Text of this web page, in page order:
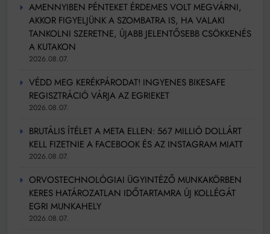
AMENNYIBEN PÉNTEKET ÉRDEMES VOLT MEGVÁRNI,
AKKOR FIGYELJÜNK A SZOMBATRA IS, HA VALAKI
TANKOLNI SZERETNE, ÚJABB JELENTŐSEBB CSÖKKENÉS
A KUTAKON
2026.08.07.
VÉDD MEG KERÉKPÁRODAT! INGYENES BIKESAFE
REGISZTRÁCIÓ VÁRJA AZ EGRIEKET
2026.08.07.
BRUTÁLIS ÍTÉLET A META ELLEN: 567 MILLIÓ DOLLÁRT
KELL FIZETNIE A FACEBOOK ÉS AZ INSTAGRAM MIATT
2026.08.07.
ORVOSTECHNOLÓGIAI ÜGYINTÉZŐ MUNKAKÖRBEN
KERES HATÁROZATLAN IDŐTARTAMRA ÚJ KOLLÉGÁT
EGRI MUNKAHELY
2026.08.07.